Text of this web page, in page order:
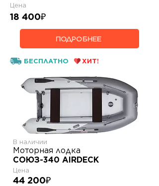
Цена
18 400₽
ПОДРОБНЕЕ
БЕСПЛАТНО ХИТ!
В наличии
Моторная лодка
СОЮЗ-340 AIRDECK
Цена
44 200₽